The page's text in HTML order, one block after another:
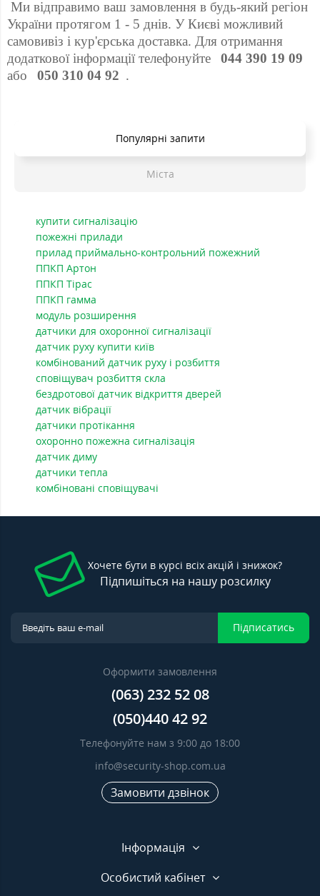
України протягом 1 - 5 днів. У Києві можливий
самовивіз і кур'єрська доставка. Для отримання
додаткової інформації телефонуйте
або
050 310 04 92 .
Популярні запити
Міста
купити сигналізацію
пожежні прилади
прилад приймально-контрольний пожежний
ППКП Артон
ППКП Тірас
ППКП гамма
модуль розширення
датчики для охоронної сигналізації
датчик руху купити київ
комбінований датчик руху і розбиття
сповіщувач розбиття скла
бездротової датчик відкриття дверей
датчик вібрації
датчики протікання
охоронно пожежна сигналізація
датчик диму
датчики тепла
комбіновані сповіщувачі
Хочете бути в курсі всіх акцій і знижок?
Підпишіться на нашу розсилку
Підписатись
Оформити замовлення
(063) 232 52 08
(050)440 42 92
Телефонуйте нам з 9:00 до 18:00
info@security-shop.com.ua
Замовити дзвінок
Інформація
Особистий кабінет